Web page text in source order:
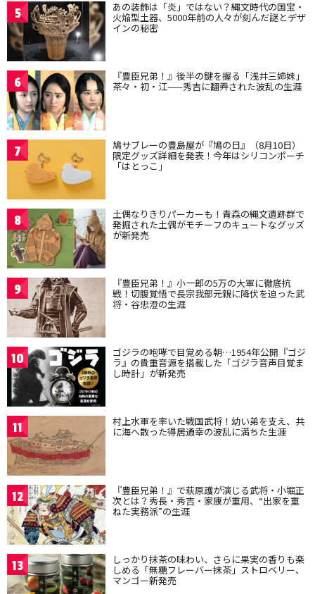
5 あの装飾は「炎」ではない？縄文時代の国宝・
火焔型土器、5000年前の人々が刻んだ謎とデザ
インの秘密
6 『豊臣兄弟！』後半の鍵を握る「浅井三姉妹」
茶々・初・江——秀吉に翻弄された波乱の生涯
7 鳩サブレーの豊島屋が『鳩の日』（8月10日）
限定グッズ詳細を発表！今年はシリコンポーチ
「はとっこ」
8 土偶なりきりパーカーも！青森の縄文遺跡群で
発掘された土偶がモチーフのキュートなグッズ
が新発売
9 『豊臣兄弟！』小一郎の5万の大軍に徹底抗
戦！切腹覚悟で長宗我部元親に降伏を迫った武
将・谷忠澄の生涯
10 ゴジラの咆哮で目覚める朝…1954年公開『ゴジ
ラ』の貴重音源を搭載した「ゴジラ音声目覚ま
し時計」が新発売
11 村上水軍を率いた戦国武将！幼い弟を支え、共
に海へ散った得居通幸の波乱に満ちた生涯
12 『豊臣兄弟！』で萩原護が演じる武将・小堀正
次とは？秀長・秀吉・家康が重用、“出家を重
ねた実務派”の生涯
13 しっかり抹茶の味わい、さらに果実の香りも楽
しめる「無糖フレーバー抹茶」ストロベリー、
マンゴー新発売